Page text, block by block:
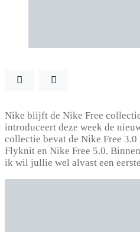
Nike blijft de Nike Free
introduceert deze week de
collectie bevat de Nike Free
Flyknit en Nike Free 5.0.
ik wil jullie wel alvast een